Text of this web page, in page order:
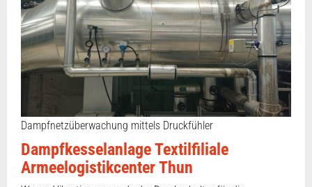
Dampfnetzüberwachung mittels Druckfühler
Dampfkesselanlage Textilfiliale
Armeelogistikcenter Thun